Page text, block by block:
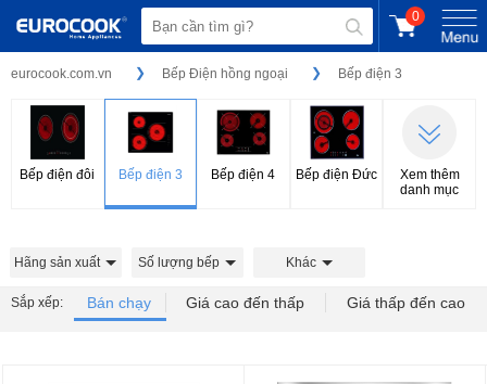
0
eurocook.com.vn Bếp Điện hồng ngoại Bếp điện 3
Bếp điện đôi Bếp điện 3 Bếp điện 4 Bếp điện Đức
Xem thêm
danh mục
Hãng sản xuất Số lượng bếp Khác
Sắp xếp: Bán chạy Giá cao đến thấp Giá thấp đến cao